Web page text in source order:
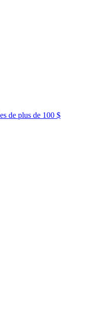
de plus de 100 $